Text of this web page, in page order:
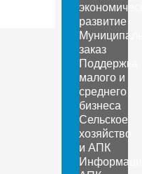
развитие
заказ
Поддержка
малого и
среднего
бизнеса
Сельское
хозяйство
и АПК